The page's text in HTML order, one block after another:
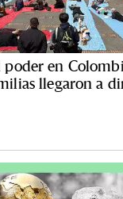
poder en
llegaron a